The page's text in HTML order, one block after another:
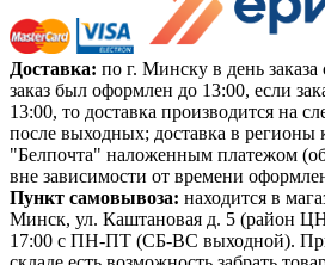
Доставка: по г. Минску в день заказа
заказ был оформлен до 13:00, если
13:00, то доставка производится на
после выходных; доставка в регионы
"Белпочта" наложенным платежом
вне зависимости от времени
Пункт самовывоза: находится в
Минск, ул. Каштановая д. 5 (район
17:00 с ПН-ПТ (СБ-ВС выходной).